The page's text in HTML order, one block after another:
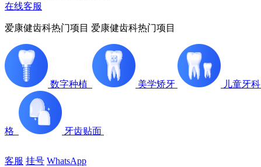
在线客服
爱康健齿科热门项目 爱康健齿科热门项目
数字种植 美学矫牙 儿童牙科
格 牙齿贴面
客服 挂号 WhatsApp